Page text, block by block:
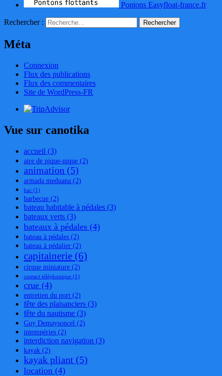
Pontons Easyfloat-france.fr
Rechercher :
Méta
Connexion
Flux des publications
Flux des commentaires
Site de WordPress-FR
Vue sur canotika
accueil (3)
aire de pique-nique (2)
animation (5)
armada meduana (2)
bac (1)
barbecue (2)
bateau habitable à pédales (3)
bateaux verts (3)
bateaux à pédales (4)
bateau à pédales (2)
bateau à pédalier (2)
capitainerie (6)
cirque miniature (2)
contact téléphonique (1)
crue (4)
entretien du port (2)
fête des plaisanciers (3)
fête du nautisme (3)
Guy Demaysoncel (2)
intempéries (2)
interdiction navigation (3)
kayak (2)
kayak pliant (5)
location (4)